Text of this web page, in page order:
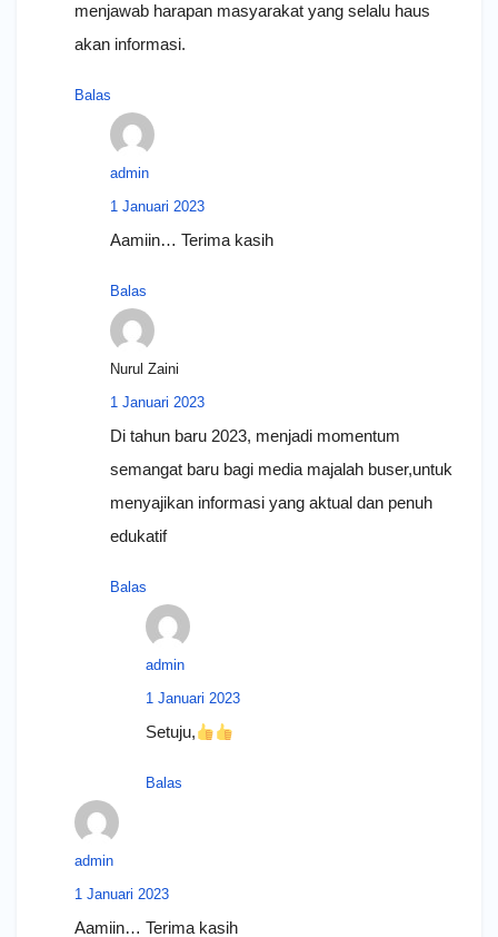
menjawab harapan masyarakat yang selalu haus
akan informasi.
Balas
admin
1 Januari 2023
Aamiin… Terima kasih
Balas
Nurul Zaini
1 Januari 2023
Di tahun baru 2023, menjadi momentum
semangat baru bagi media majalah buser,untuk
menyajikan informasi yang aktual dan penuh
edukatif
Balas
admin
1 Januari 2023
Setuju,
Balas
admin
1 Januari 2023
Aamiin… Terima kasih